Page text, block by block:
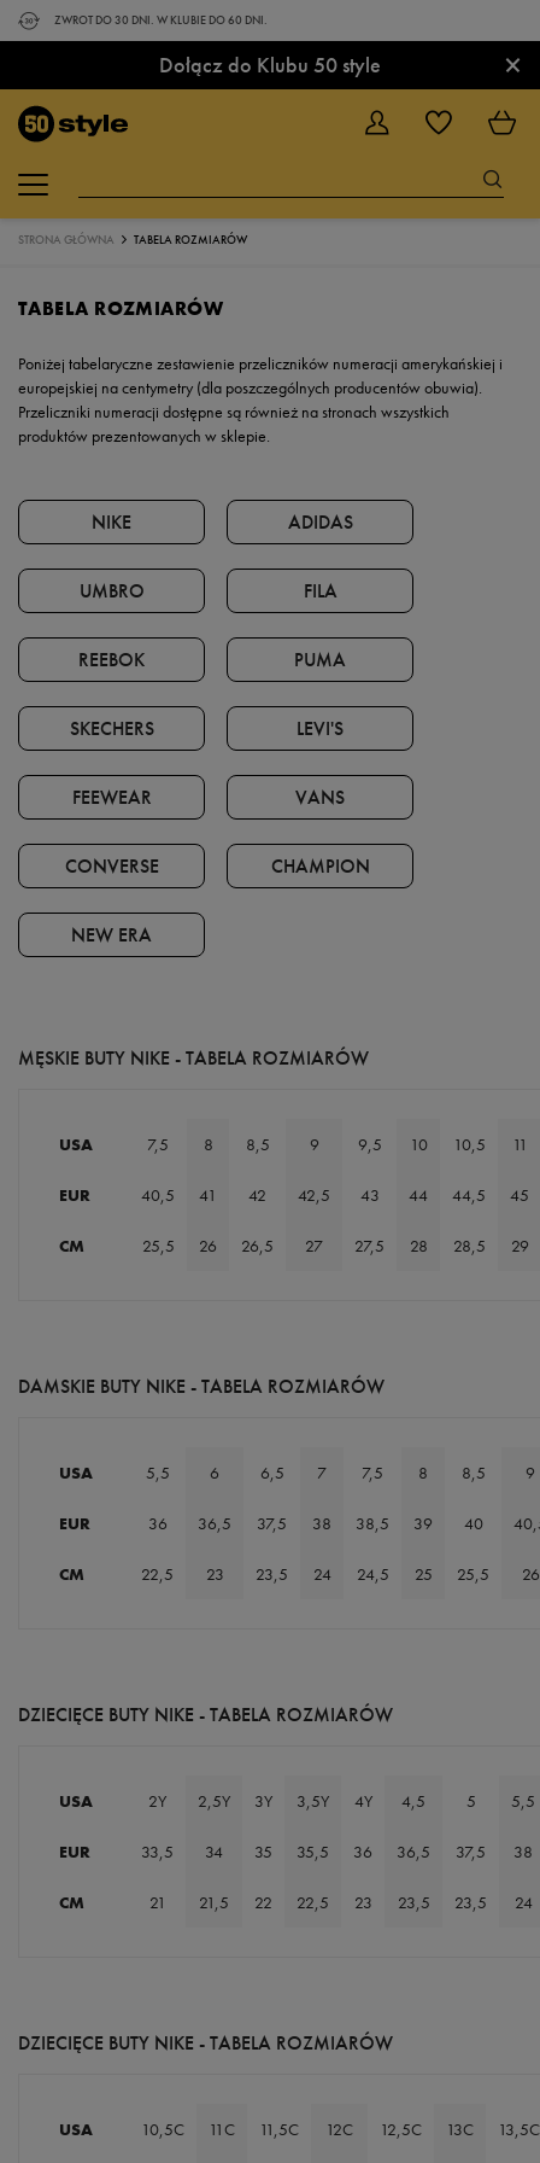
ZWROT DO 30 DNI. W KLUBIE DO 60 DNI.
Dołącz do Klubu 50 style ×
STRONA GŁÓWNA TABELA ROZMIARÓW
TABELA ROZMIARÓW
Poniżej tabelaryczne zestawienie przeliczników numeracji amerykańskiej i
europejskiej na centymetry (dla poszczególnych producentów obuwia).
Przeliczniki numeracji dostępne są również na stronach wszystkich
produktów prezentowanych w sklepie.
NIKE ADIDAS
UMBRO FILA
REEBOK PUMA
SKECHERS LEVI'S
FEEWEAR VANS
CONVERSE CHAMPION
NEW ERA
MĘSKIE BUTY NIKE - TABELA ROZMIARÓW
USA 7,5 8 8,5 9 9,5 10 10,5 11
EUR 40,5 41 42 42,5 43 44 44,5 45
CM 25,5 26 26,5 27 27,5 28 28,5 29
DAMSKIE BUTY NIKE - TABELA ROZMIARÓW
USA 5,5 6 6,5 7 7,5 8 8,5 9
EUR 36 36,5 37,5 38 38,5 39 40
CM 22,5 23 23,5 24 24,5 25 25,5 26
DZIECIĘCE BUTY NIKE - TABELA ROZMIARÓW
USA 2Y 2,5Y 3Y 3,5Y 4Y 4,5 5 5,5
EUR 33,5 34 35 35,5 36 36,5 37,5 38
CM 21 21,5 22 22,5 23 23,5 23,5 24
DZIECIĘCE BUTY NIKE - TABELA ROZMIARÓW
USA 10,5C 11C 11,5C 12C 12,5C 13C 13,5C